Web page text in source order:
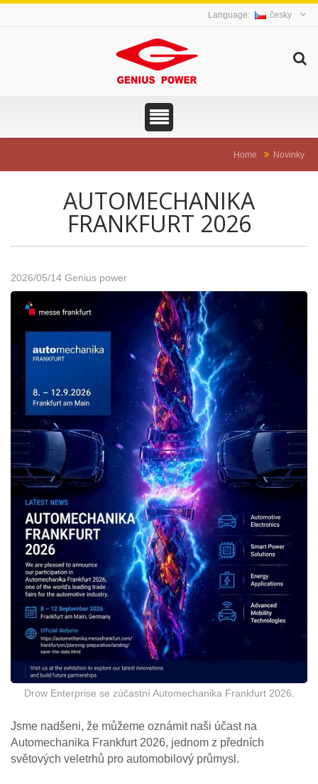
česky
Home Novinky
AUTOMECHANIKA
FRANKFURT 2026
2026/05/14 Genius power
Drow Enterprise se zúčastní Automechanika Frankfurt 2026.
Jsme nadšeni, že můžeme oznámit naši účast na
Automechanika Frankfurt 2026, jednom z předních
světových veletrhů pro automobilový průmysl.